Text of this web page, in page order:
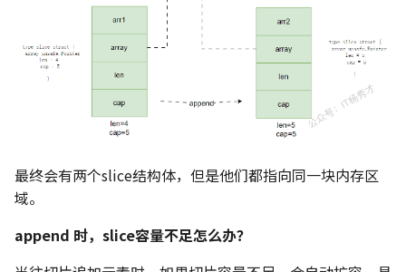
最终会有两个slice结构体，但是他们都指向同一块内存区
域。
append 时，slice容量不足怎么办？